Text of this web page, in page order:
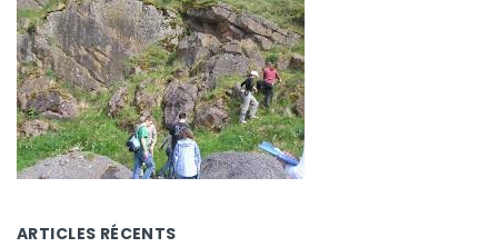
ARTICLES RÉCENTS